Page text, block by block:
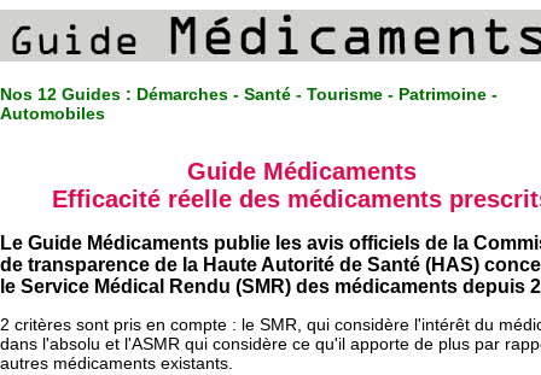
Nos 12 Guides : Démarches - Santé - Tourisme - Patrimoine -
Automobiles
Guide Médicaments
Efficacité réelle des médicaments
Le Guide Médicaments publie les avis officiels de la
de transparence de la Haute Autorité de Santé (HAS)
le Service Médical Rendu (SMR) des médicaments depuis
2 critères sont pris en compte : le SMR, qui considère l'intérêt du
dans l'absolu et l'ASMR qui considère ce qu'il apporte de plus par
autres médicaments existants.